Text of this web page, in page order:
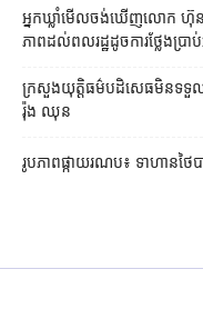
អ្នកឃ្លាំមើល​ចង់​ឃើញ​លោក ហ៊ុន
ភាព​ដល់​ពលរដ្ឋ​ដូច​ការ​ថ្លែង​ប្រា
ក្រសួងយុត្តិធម៌​បដិសេធ​មិន​ទទួល​
រ៉ុង ឈុន
រូបភាពផ្កាយរណប៖ ទាហានថៃប